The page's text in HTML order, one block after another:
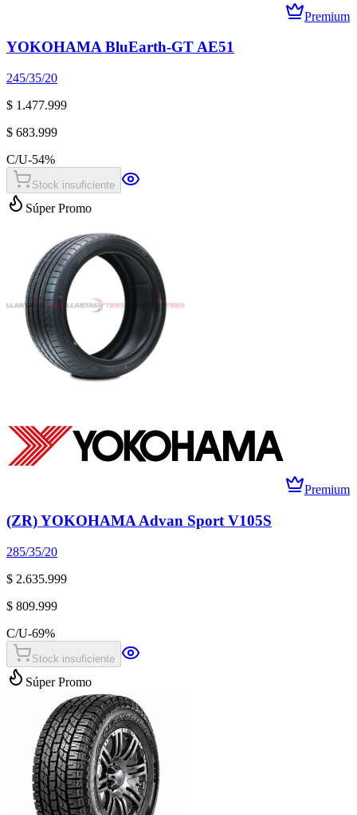
Premium
YOKOHAMA BluEarth-GT AE51
245/35/20
$ 1.477.999
$ 683.999
C/U-54%
Stock insuficiente
Súper Promo
Premium
(ZR) YOKOHAMA Advan Sport V105S
285/35/20
$ 2.635.999
$ 809.999
C/U-69%
Stock insuficiente
Súper Promo